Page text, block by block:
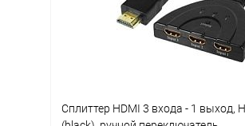
Сплиттер HDMI 3 входа - 1 выход,